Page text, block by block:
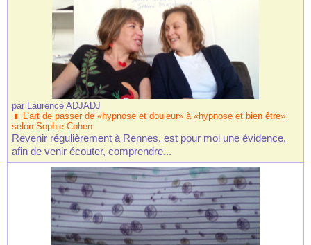
par Laurence ADJADJ
L’art de passer de «hypnose et douleur» à «hypnose et bien être»
selon Sophie Cohen
Revenir régulièrement à Rennes, est pour moi une évidence,
afin de venir écouter, comprendre...